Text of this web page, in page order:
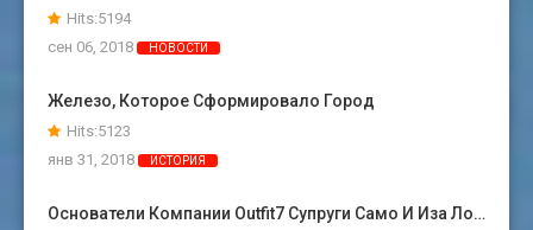
Hits:5194
сен 06, 2018
НОВОСТИ
Железо, Которое Сформировало Город
Hits:5123
янв 31, 2018
ИСТОРИЯ
Основатели Компании Outfit7 Супруги Само И Иза Ло…